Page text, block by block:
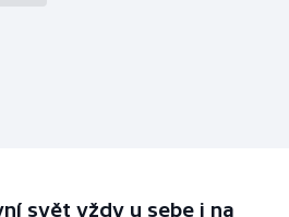
svět vždy u sebe i na